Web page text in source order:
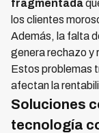
fragmentada
los clientes
Además, la falta
genera rechazo y
Estos problemas
afectan la
Soluciones
tecnología